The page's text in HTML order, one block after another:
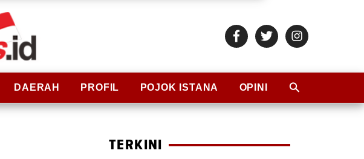
DAERAH PROFIL POJOK ISTANA OPINI
TERKINI